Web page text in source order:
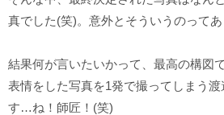
真でした(笑)。意外とそういうのってあ
結果何が言いたいかって、最高の構図
表情をした写真を1発で撮ってしまう
す…ね！師匠！(笑)